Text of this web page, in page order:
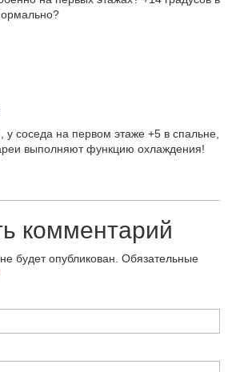
соседа на первом этаже +5 в спальне,
выполняют функцию охлаждения!
комментарий
будет опубликован. Обязательные